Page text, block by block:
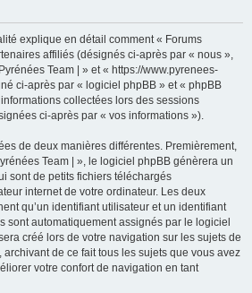
h
explique en détail comment « Forums
affiliés (désignés ci-après par « nous »,
Team | » et « https://www.pyrenees-
ci-après par « logiciel phpBB » et « phpBB
collectées lors des sessions
ci-après par « vos informations »).
de deux manières différentes. Premièrement,
Team | », le logiciel phpBB génèrera un
sont de petits fichiers téléchargés
internet de votre ordinateur. Les deux
qu’un identifiant utilisateur et un identifiant
sont automatiquement assignés par le logiciel
créé lors de votre navigation sur les sujets de
archivant de ce fait tous les sujets que vous avez
votre confort de navigation en tant